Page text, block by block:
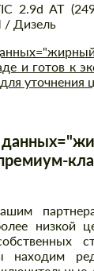
2.9d AT
/ Дизель
и готов к
уточнения
низкой
находим